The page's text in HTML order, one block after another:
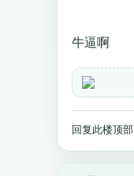
牛逼啊
回复此楼顶部